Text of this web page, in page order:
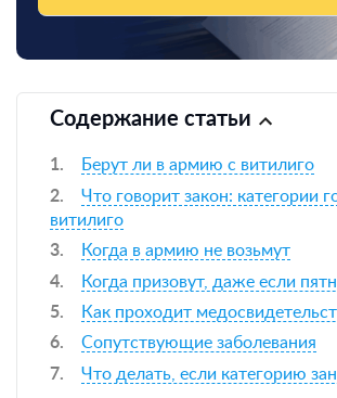
Содержание статьи
Берут ли в армию с витилиго
Что говорит закон: категории
витилиго
Когда в армию не возьмут
Когда призовут, даже если
Как проходит
Сопутствующие заболевания
Что делать, если категорию